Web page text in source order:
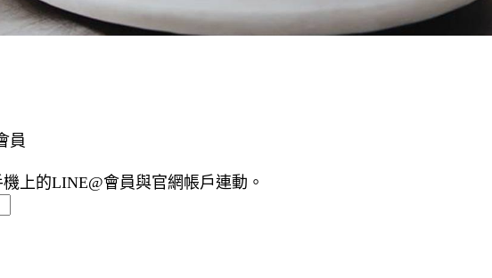
員
上的LINE@會員與官網帳戶連動。